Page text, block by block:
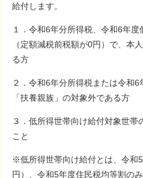
給付します。
１．令和6年分所得税、令和6年
（定額減税前税額が0円）で、本
る方
２．令和6年分所得税または令和
「扶養親族」の対象外である方
３．低所得世帯向け給付対象世
こと
※低所得世帯向け給付とは、令和
円）、令和5年度住民税均等割の